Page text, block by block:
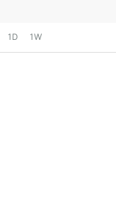
1D 1W